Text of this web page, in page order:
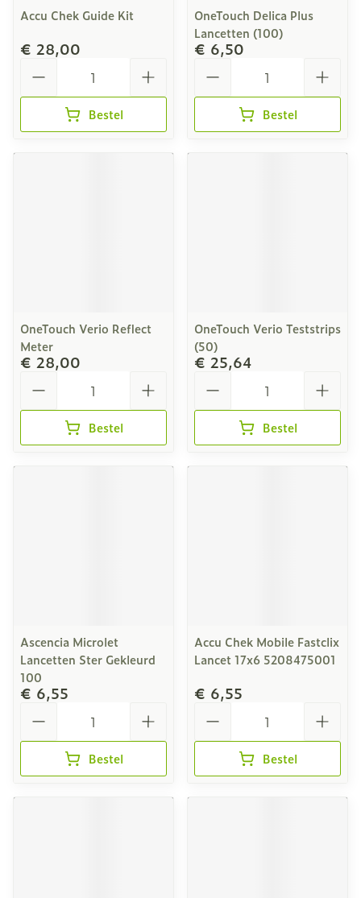
Accu Chek Guide Kit
€ 28,00
Bestel
OneTouch Delica Plus
Lancetten (100)
€ 6,50
Bestel
OneTouch Verio Reflect
Meter
€ 28,00
Bestel
OneTouch Verio Teststrips
(50)
€ 25,64
Bestel
Ascencia Microlet
Lancetten Ster Gekleurd
100
€ 6,55
Bestel
Accu Chek Mobile Fastclix
Lancet 17x6 5208475001
€ 6,55
Bestel